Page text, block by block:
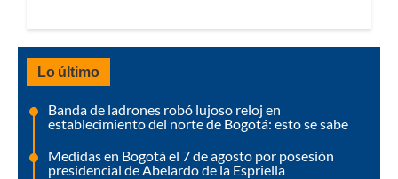
Lo último
Banda de ladrones robó lujoso reloj en
establecimiento del norte de Bogotá: esto se sabe
Medidas en Bogotá el 7 de agosto por posesión
presidencial de Abelardo de la Espriella